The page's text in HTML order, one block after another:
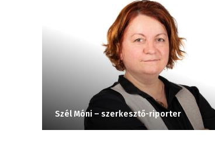
Szél Móni – szerkesztő-riporter